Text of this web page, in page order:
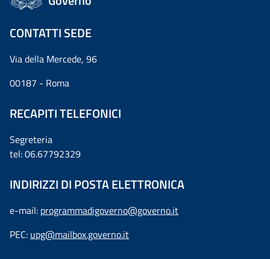
CONTATTI SEDE
Via della Mercede, 96
00187 - Roma
RECAPITI TELEFONICI
Segreteria
tel: 06.67792329
INDIRIZZI DI POSTA ELETTRONICA
e-mail: programmadigoverno@governo.it
PEC: upg@mailbox.governo.it